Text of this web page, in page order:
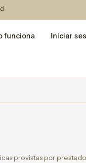
funciona Iniciar
provistas por